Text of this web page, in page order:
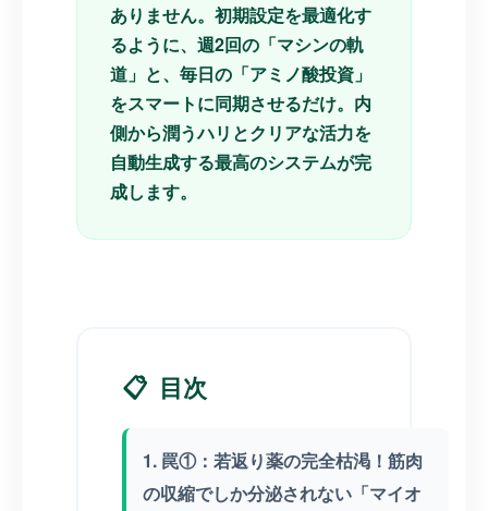
ありません。初期設定を最適化す
るように、週2回の「マシンの軌
道」と、毎日の「アミノ酸投資」
をスマートに同期させるだけ。内
側から潤うハリとクリアな活力を
自動生成する最高のシステムが完
成します。
📋 目次
1. 罠①：若返り薬の完全枯渇！筋肉
の収縮でしか分泌されない「マイオ